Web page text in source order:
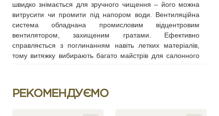
швидко знімається для зручного чищення – його можна
витрусити чи промити під напором води. Вентиляційна
система обладнана промисловим відцентровим
вентилятором, захищеним гратами. Ефективно
справляється з поглинанням навіть летких матеріалів,
тому витяжку вибирають багато майстрів для салонного
та неприємні запахи від манікюрних засобів не
РЕКОМЕНДУЄМО